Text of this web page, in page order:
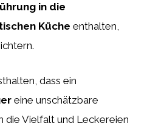
in die
Küche enthalten,
dass ein
eine unschätzbare
die Vielfalt und Leckereien